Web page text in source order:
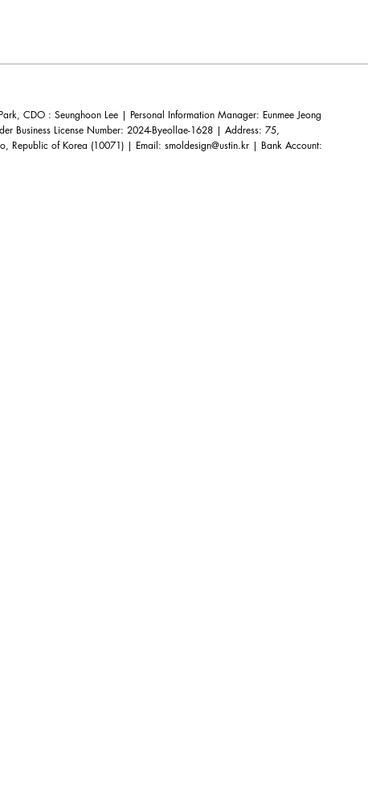
CDO : Seunghoon Lee | Personal Information Manager: Eunmee Jeong
Business License Number: 2024-Byeollae-1628 | Address: 75,
Republic of Korea (10071) | Email:smoldesign@ustin.kr | Bank Account: